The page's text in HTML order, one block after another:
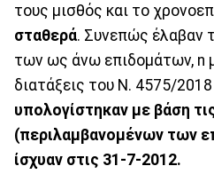
τους μισθός και το
σταθερά. Συνεπώς έλαβαν
των ως άνω επιδομάτων, n
διατάξεις του Ν. 4575/
υπολογίστηκαν με βάση
(περιλαμβανομένων των
ίσχυαν στις 31-7-2012.